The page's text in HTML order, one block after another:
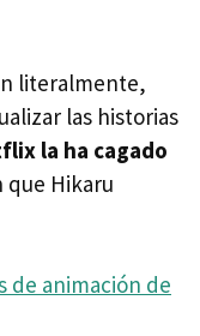
literalmente,
las historias
la ha cagado
que Hikaru
de animación de